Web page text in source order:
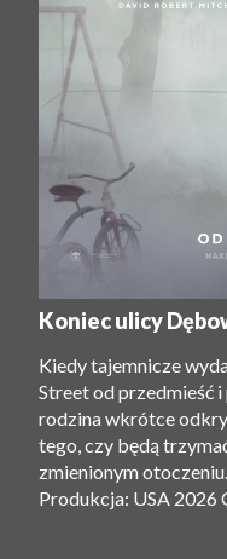
Koniec ulicy
Kiedy tajemnicze
Street od przedmieść
rodzina wkrótce
tego, czy będą
zmienionym
Produkcja: USA 2026